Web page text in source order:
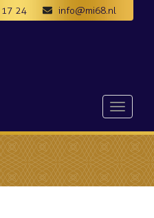
24 info@mi68.nl
Toggle